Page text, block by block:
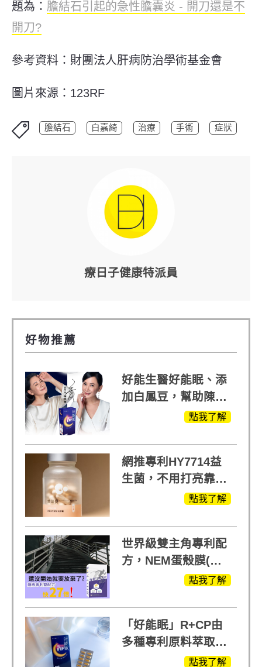
題為： 膽結石引起的急性膽囊炎 - 開刀還是不
開刀?
參考資料：財團法人肝病防治學術基金會
圖片來源：123RF
膽結石 白嘉綺 治療 手術 症狀
療日子健康特派員
好物推薦
好能生醫好能眠、添
加白鳳豆，幫助陳亞
蘭入睡的力量點我了解
網推專利HY7714益
生菌，不用打亮靠養
點我了解
世界級雙主角專利配
方，NEM蛋殼膜(蛋
白聚醣)+UCll原裝進
+軟骨素
點我了解
「好能眠」R+CP由
多種專利原料萃取、
白鳳豆、羅布麻、西
點我了解